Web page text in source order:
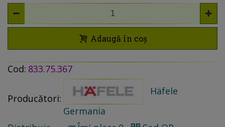
Adaugă în coș
Cod: 833.75.367
Producători:
Häfele
Germania